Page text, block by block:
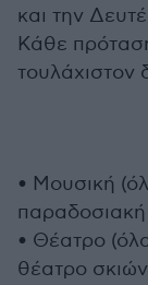
και την
Κάθε
τουλάχιστον
• Μουσική
παραδοσιακή
• Θέατρο
θέατρο